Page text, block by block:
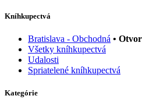
Kníhkupectvá
Bratislava - Obchodná •
Všetky kníhkupectvá
Udalosti
Spriatelené kníhkupectvá
Kategórie